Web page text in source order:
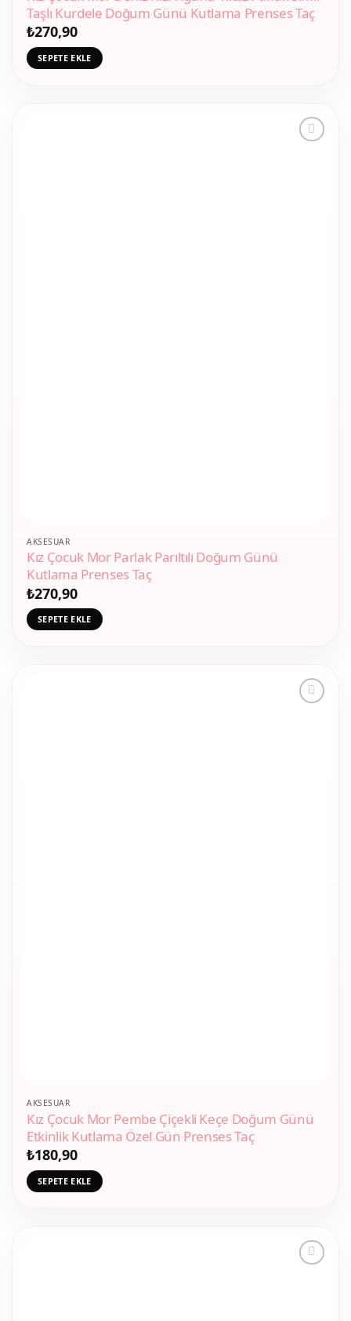
Taşlı Kurdele Doğum Günü Kutlama Prenses Taç
₺270,90
SEPETE EKLE
AKSESUAR
Kız Çocuk Mor Parlak Parıltılı Doğum Günü
Kutlama Prenses Taç
₺270,90
SEPETE EKLE
AKSESUAR
Kız Çocuk Mor Pembe Çiçekli Keçe Doğum Günü
Etkinlik Kutlama Özel Gün Prenses Taç
₺180,90
SEPETE EKLE